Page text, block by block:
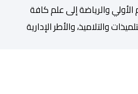
الأولي والریاضة إلى علم كافة
والتلامیذ، والأطر الإداریة